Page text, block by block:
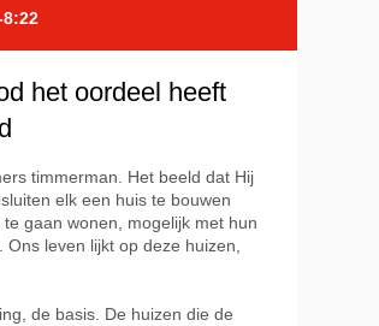
22
het oordeel heeft
timmerman. Het beeld dat Hij
elk een huis te bouwen
gaan wonen, mogelijk met hun
leven lijkt op deze huizen,
de basis. De huizen die de